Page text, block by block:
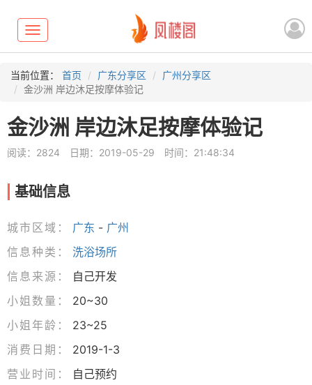
Toggle
navigation
当前位置： 首页 广东分享区
广州分享区
金沙洲 岸边沐足按摩体验记
金沙洲 岸边沐足按摩体验记
阅读：2824 日期：2019-05-29 时间：21:48:34
基础信息
城市区域： 广东 - 广州
信息种类：
洗浴场所
信息来源：
自己开发
小姐数量：
20~30
小姐年龄：
23~25
消费日期：
2019-1-3
营业时间：
自己预约